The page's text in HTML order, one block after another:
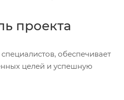
проекта
обеспечивает
целей и успешную